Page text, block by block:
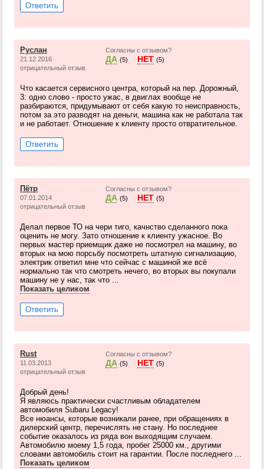
Ответить
Руслан
21.12.2016
отрицательный отзыв
Согласны с отзывом?
ДА (5) НЕТ (5)
Что касается сервисного центра, который на пер. Дорожный,
3: одно слово - просто ужас, в двиглах вообще не
разбираются, придумывают от себя какую то неисправность,
потом за это разводят на деньги, машина как не работала так
и не работает. Отношение к клиенту просто отвратительное.
Ответить
Пётр
07.01.2014
отрицательный отзыв
Согласны с отзывом?
ДА (5) НЕТ (5)
Делал первое ТО на чери тиго, качнство сделанного пока
оценить не могу. Зато отношение к клиенту ужасное. Во
первых мастер приемщик даже не посмотрел на машину, во
вторых на мою порсьбу посмотреть штатную сигнализацию,
электрик ответил мне что сейчас с машиной же всё
нормально так что смотреть нечего, во вторых вы покупали
машину не у нас, так что ...
Показать целиком
Ответить
Rust
11.03.2013
отрицательный отзыв
Согласны с отзывом?
ДА (5) НЕТ (5)
Добрый день!
Я являюсь практически счастливым обладателем
автомобиля Subaru Legacy!
Все нюансы, которые возникали ранее, при обращениях в
дилерский центр, перечислять не стану. Но последнее
событие оказалось из ряда вон выходящим случаем.
Автомобилю моему 1,5 года, пробег 25000 км., другими
словами автомобиль стоит на гарантии. После последнего ...
Показать целиком